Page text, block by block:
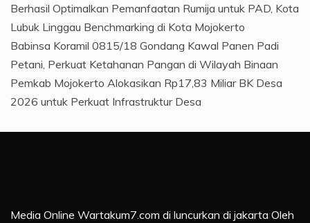
Berhasil Optimalkan Pemanfaatan Rumija untuk PAD, Kota
Lubuk Linggau Benchmarking di Kota Mojokerto
Babinsa Koramil 0815/18 Gondang Kawal Panen Padi
Petani, Perkuat Ketahanan Pangan di Wilayah Binaan
Pemkab Mojokerto Alokasikan Rp17,83 Miliar BK Desa
2026 untuk Perkuat Infrastruktur Desa
Media Online Wartakum7.com di luncurkan di jakarta Oleh